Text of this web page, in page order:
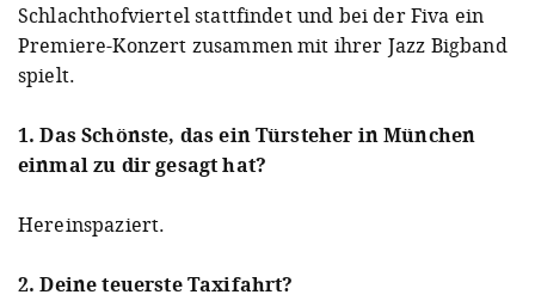
Schlachthofviertel stattfindet und bei der Fiva ein
Premiere-Konzert zusammen mit ihrer Jazz Bigband
spielt.
1. Das Schönste, das ein Türsteher in München
einmal zu dir gesagt hat?
Hereinspaziert.
2. Deine teuerste Taxifahrt?